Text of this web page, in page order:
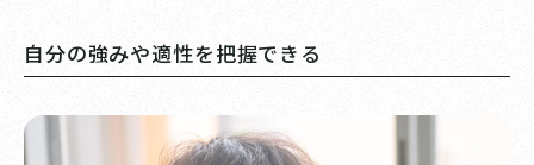
自分の強みや適性を把握できる